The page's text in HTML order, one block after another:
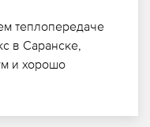
теплопередаче
в Саранске,
и хорошо